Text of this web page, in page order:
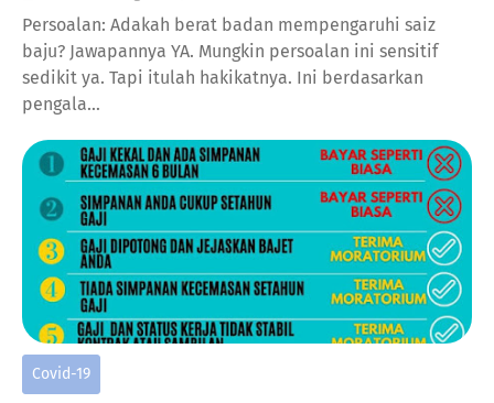
Persoalan: Adakah berat badan mempengaruhi saiz
baju? Jawapannya YA. Mungkin persoalan ini sensitif
sedikit ya. Tapi itulah hakikatnya. Ini berdasarkan
pengala…
Covid-19